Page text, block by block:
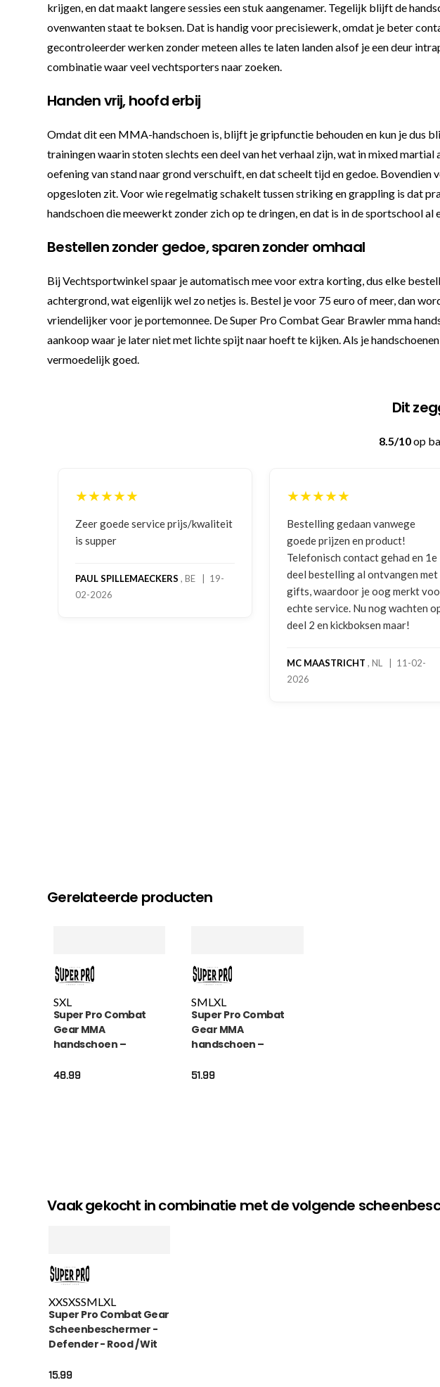
krijgen, en dat maakt langere sessies een stuk aangenamer. Tegelijk blijft de
ovenwanten staat te boksen. Dat is handig voor precisiewerk, omdat je beter
gecontroleerder werken zonder meteen alles te laten landen alsof je een deur
combinatie waar veel vechtsporters naar zoeken.
Handen vrij, hoofd erbij
Omdat dit een MMA-handschoen is, blijft je gripfunctie behouden en kun je dus
trainingen waarin stoten slechts een deel van het verhaal zijn, wat in mixed
oefening van stand naar grond verschuift, en dat scheelt tijd en gedoe.
opgesloten zit. Voor wie regelmatig schakelt tussen striking en grappling is dat
handschoen die meewerkt zonder zich op te dringen, en dat is in de sportschool al
Bestellen zonder gedoe, sparen zonder omhaal
Bij Vechtsportwinkel spaar je automatisch mee voor extra korting, dus elke
achtergrond, wat eigenlijk wel zo netjes is. Bestel je voor 75 euro of meer, dan
vriendelijker voor je portemonnee. De Super Pro Combat Gear Brawler mma
aankoop waar je later niet met lichte spijt naar hoeft te kijken. Als je
vermoedelijk goed.
Dit
8.5/10op
★★★★★
Zeer goede service prijs/kwaliteit
is supper
PAUL SPILLEMAECKERS , BE | 19-
02-2026
★★★★★
Bestelling gedaan vanwege
goede prijzen en product!
Telefonisch contact gehad en 1e
deel bestelling al ontvangen met
gifts, waardoor je oog merkt
echte service. Nu nog wachten
deel 2 en kickboksen maar!
MC MAASTRICHT , NL | 11-02-
2026
Gerelateerde producten
SXL
Super Pro Combat
Gear MMA
handschoen –
Zwart / Wit
48.99
SMLXL
Super Pro Combat
Gear MMA
handschoen –
51.99
Vaak gekocht in combinatie met de volgende
XXSXSSMLXL
Super Pro Combat Gear
Scheenbeschermer -
Defender - Rood / Wit
15.99